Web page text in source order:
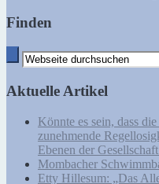
Finden
Aktuelle Artikel
Könnte es sein, dass
zunehmende
Ebenen der
Mombacher
Etty Hillesum: „Das